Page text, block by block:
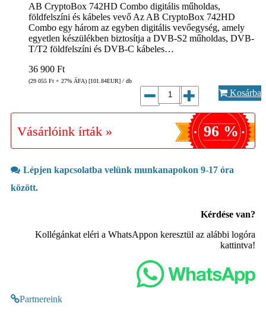
AB CryptoBox 742HD Combo digitális műholdas,
földfelszíni és kábeles vevő Az AB CryptoBox 742HD
Combo egy három az egyben digitális vevőegység, amely
egyetlen készülékben biztosítja a DVB-S2 műholdas, DVB-
T/T2 földfelszíni és DVB-C kábeles…
36 900 Ft
(29 055 Ft + 27% ÁFA) [101.84EUR] / db
Kosárba
Vásárlóink írták » 96 %
Lépjen kapcsolatba velünk munkanapokon 9-17 óra
között.
Kérdése van?
Kollégánkat eléri a WhatsAppon keresztül az alábbi logóra
kattintva!
Partnereink